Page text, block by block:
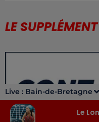
Live : Bain-de-Bretagne
Le
LE SUPPLÉMENT